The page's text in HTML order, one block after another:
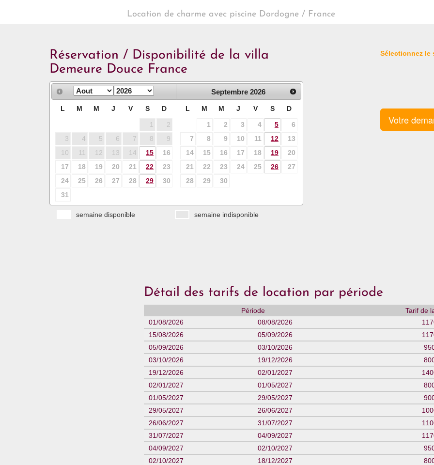
Location de charme avec piscine Dordogne / France
Réservation / Disponibilité de la villa
Demeure Douce France
L M M J V S D
1
2
3
4 5 6 7 8
9
10
11 12 13 14 15
16
17
18 19 20 21 22
23
24
25 26 27 28 29
30
31
Septembre 2026
L M M J V S D
1 2 3 4 5
6
7
8 9 10 11 12
13
14
15 16 17 18 19
20
21
22 23 24 25 26
27
28
29 30
semaine disponible semaine indisponible
Sélectionnez le
Votre
Détail des tarifs de location par période
Période
Tarif de
01/08/2026
08/08/2026
15/08/2026
05/09/2026
05/09/2026
03/10/2026
03/10/2026
19/12/2026
19/12/2026
02/01/2027
02/01/2027
01/05/2027
01/05/2027
29/05/2027
29/05/2027
26/06/2027
26/06/2027
31/07/2027
31/07/2027
04/09/2027
04/09/2027
02/10/2027
02/10/2027
18/12/2027